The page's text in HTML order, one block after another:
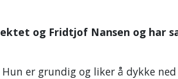
og Fridtjof Nansen og har
er grundig og liker å dykke